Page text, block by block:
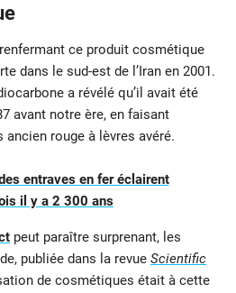
ce produit cosmétique
dans le sud-est de l’Iran en 2001.
a révélé qu’il avait été
avant notre ère, en faisant
rouge à lèvres avéré.
entraves en fer éclairent
il y a 2 300 ans
peut paraître surprenant, les
publiée dans la revue Scientific
de cosmétiques était à cette